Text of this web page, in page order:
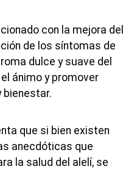
con la mejora del
de los síntomas de
dulce y suave del
ánimo y promover
que si bien existen
anecdóticas que
la salud del alelí, se